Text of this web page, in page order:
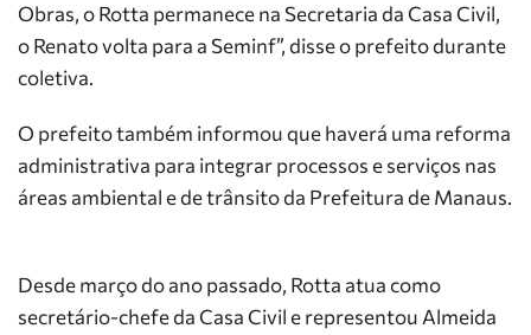
Obras, o Rotta permanece na Secretaria da Casa Civil,
o Renato volta para a Seminf”, disse o prefeito durante
coletiva.
O prefeito também informou que haverá uma reforma
administrativa para integrar processos e serviços nas
áreas ambiental e de trânsito da Prefeitura de Manaus.
Desde março do ano passado, Rotta atua como
secretário-chefe da Casa Civil e representou Almeida